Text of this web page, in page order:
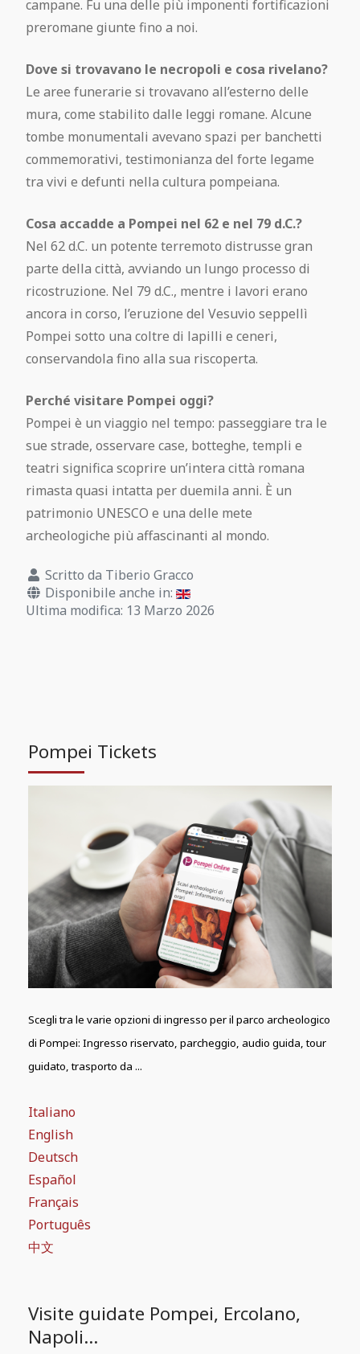
Pompei Tickets
Scegli tra le varie opzioni di ingresso per il parco archeologico
di Pompei: Ingresso riservato, parcheggio, audio guida, tour
guidato, trasporto da ...
Italiano
English
Deutsch
Español
Français
Português
中文
Visite guidate Pompei, Ercolano,
Napoli...
campane. Fu una delle più imponenti fortificazioni
preromane giunte fino a noi.
Dove si trovavano le necropoli e cosa rivelano?
Le aree funerarie si trovavano all’esterno delle
mura, come stabilito dalle leggi romane. Alcune
tombe monumentali avevano spazi per banchetti
commemorativi, testimonianza del forte legame
tra vivi e defunti nella cultura pompeiana.
Cosa accadde a Pompei nel 62 e nel 79 d.C.?
Nel 62 d.C. un potente terremoto distrusse gran
parte della città, avviando un lungo processo di
ricostruzione. Nel 79 d.C., mentre i lavori erano
ancora in corso, l’eruzione del Vesuvio seppellì
Pompei sotto una coltre di lapilli e ceneri,
conservandola fino alla sua riscoperta.
Perché visitare Pompei oggi?
Pompei è un viaggio nel tempo: passeggiare tra le
sue strade, osservare case, botteghe, templi e
teatri significa scoprire un’intera città romana
rimasta quasi intatta per duemila anni. È un
patrimonio UNESCO e una delle mete
archeologiche più affascinanti al mondo.
Scritto da Tiberio Gracco
Disponibile anche in:
Ultima modifica: 13 Marzo 2026